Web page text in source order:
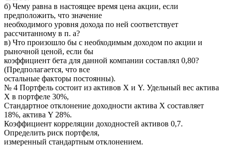
б) Чему равна в настоящее время цена акции, если
предположить, что значение
необходимого уровня дохода по ней соответствует
рассчитанному в п. а?
в) Что произошло бы с необходимым доходом по акции и
рыночной ценой, если бы
коэффициент бета для данной компании составлял 0,80?
(Предполагается, что все
остальные факторы постоянны).
№ 4 Портфель состоит из активов Х и Y. Удельный вес актива
Х в портфеле 30%,
Стандартное отклонение доходности актива Х составляет
18%, актива Y 28%.
Коэффициент корреляции доходностей активов 0,7.
Определить риск портфеля,
измеренный стандартным отклонением.